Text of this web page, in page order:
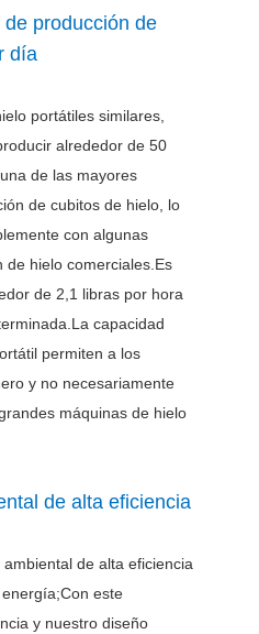
producción de
día
portátiles similares,
alrededor de 50
de las mayores
de cubitos de hielo, lo
con algunas
de hielo comerciales.Es
de 2,1 libras por hora
capacidad
permiten a los
y no necesariamente
máquinas de hielo
de alta eficiencia
de alta eficiencia
este
y nuestro diseño